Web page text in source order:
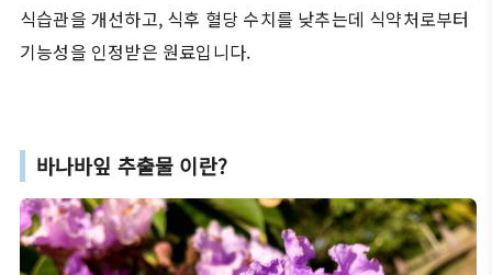
식습관을 개선하고, 식후 혈당 수치를 낮추는데 식약처로부터
기능성을 인정받은 원료입니다.
바나바잎 추출물 이란?